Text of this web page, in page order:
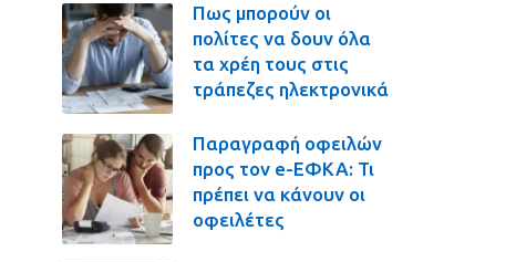
Πως μπορούν οι
πολίτες να δουν όλα
τα χρέη τους στις
τράπεζες ηλεκτρονικά
Παραγραφή οφειλών
προς τον e-ΕΦΚΑ: Τι
πρέπει να κάνουν οι
οφειλέτες